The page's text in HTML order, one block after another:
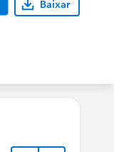
Baixar